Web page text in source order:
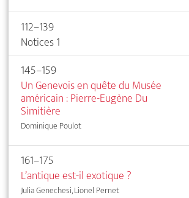
112–139
Notices 1
145–159
Un Genevois en quête du Musée
américain : Pierre-Eugène Du
Simitière
Dominique Poulot
161–175
L’antique est-il exotique ?
Julia Genechesi, Lionel Pernet